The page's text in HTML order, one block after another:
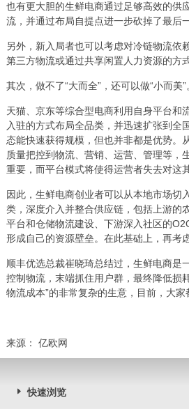
也有更大胆的生鲜电商通过足够高效的供
流，并通过布局自提点进一步砍掉了最后
另外，新入局者也可以考虑对冷链物流依
第三方物流或通过共享闲置人力资源的方
其次，做不了“大而全”，还可以做“小而美”
天猫、京东等综合型电商利用自身平台和
入驻的方式布局全品类，并迅速扩张到全
态能快速获得规模，但也并非都是优势。
质量把控到物流、营销、运营、管理等，
重要，而平台模式将使得运营者失去对这
因此，生鲜电商创业者可以从本地市场切
类，深度介入并整合供应链，包括上游的
平台和仓储物流建设、下游深入社区的
形成自己的资源壁垒。在此基础上，再考
顺丰优选总裁崔晓琦总结过，生鲜电商是
控制物流，末端抓住用户群，最终降低损
物流成本”的非常复杂的生意，目前，大家
来源： 亿欧网
快速浏览